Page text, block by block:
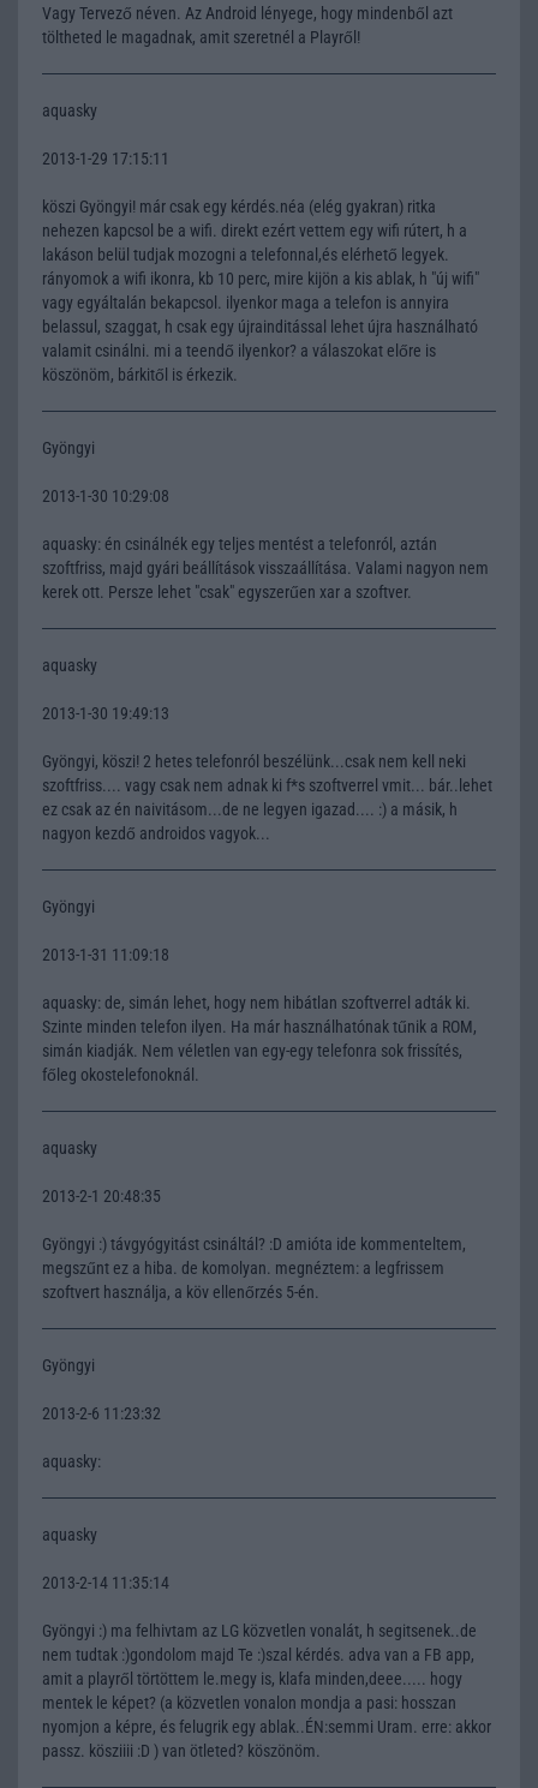
Vagy Tervező néven. Az Android lényege, hogy mindenből azt
töltheted le magadnak, amit szeretnél a Playről!
aquasky
2013-1-29 17:15:11
köszi Gyöngyi! már csak egy kérdés.néa (elég gyakran) ritka
nehezen kapcsol be a wifi. direkt ezért vettem egy wifi rútert, h a
lakáson belül tudjak mozogni a telefonnal,és elérhető legyek.
rányomok a wifi ikonra, kb 10 perc, mire kijön a kis ablak, h "új wifi"
vagy egyáltalán bekapcsol. ilyenkor maga a telefon is annyira
belassul, szaggat, h csak egy újrainditással lehet újra használható
valamit csinálni. mi a teendő ilyenkor? a válaszokat előre is
köszönöm, bárkitől is érkezik.
Gyöngyi
2013-1-30 10:29:08
aquasky: én csinálnék egy teljes mentést a telefonról, aztán
szoftfriss, majd gyári beállítások visszaállítása. Valami nagyon nem
kerek ott. Persze lehet "csak" egyszerűen xar a szoftver.
aquasky
2013-1-30 19:49:13
Gyöngyi, köszi! 2 hetes telefonról beszélünk...csak nem kell neki
szoftfriss.... vagy csak nem adnak ki f*s szoftverrel vmit... bár..lehet
ez csak az én naivitásom...de ne legyen igazad.... :) a másik, h
nagyon kezdő androidos vagyok...
Gyöngyi
2013-1-31 11:09:18
aquasky: de, simán lehet, hogy nem hibátlan szoftverrel adták ki.
Szinte minden telefon ilyen. Ha már használhatónak tűnik a ROM,
simán kiadják. Nem véletlen van egy-egy telefonra sok frissítés,
főleg okostelefonoknál.
aquasky
2013-2-1 20:48:35
Gyöngyi :) távgyógyitást csináltál? :D amióta ide kommenteltem,
megszűnt ez a hiba. de komolyan. megnéztem: a legfrissem
szoftvert használja, a köv ellenőrzés 5-én.
Gyöngyi
2013-2-6 11:23:32
aquasky:
aquasky
2013-2-14 11:35:14
Gyöngyi :) ma felhivtam az LG közvetlen vonalát, h segitsenek..de
nem tudtak :)gondolom majd Te :)szal kérdés. adva van a FB app,
amit a playről törtöttem le.megy is, klafa minden,deee..... hogy
mentek le képet? (a közvetlen vonalon mondja a pasi: hosszan
nyomjon a képre, és felugrik egy ablak..ÉN:semmi Uram. erre: akkor
passz. kösziiii :D ) van ötleted? köszönöm.